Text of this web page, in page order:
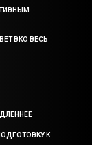
ВКО ВЕСЬ
К